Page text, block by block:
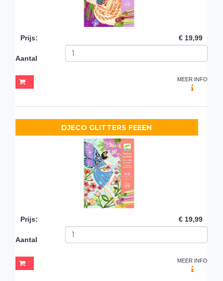
Prijs: € 19,99
Aantal
MEER INFO
DJECO GLITTERS FEEEN
Prijs: € 19,99
Aantal
MEER INFO